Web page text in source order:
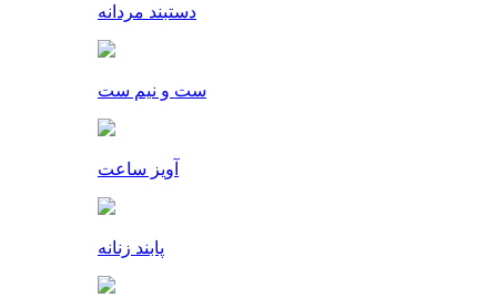
دستبند مردانه
ست و نیم ست
آویز ساعت
پابند زنانه